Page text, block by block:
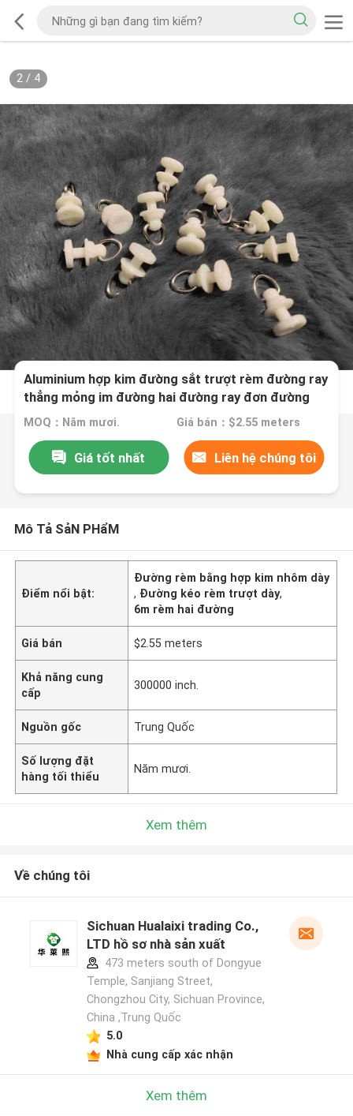
2/ 4
Aluminium hợp kim đường sắt trượt rèm đường ray
thẳng mỏng im đường hai đường ray đơn đường
ray
MOQ：Năm mươi. Giá bán：$2.55 meters
Giá tốt nhất Liên hệ chúng tôi
Mô Tả SảN PHẩM
Điểm nổi bật:
Đường rèm bằng hợp kim nhôm dày
, Đường kéo rèm trượt dày,
6m rèm hai đường
Giá bán $2.55 meters
Khả năng cung
cấp
300000 inch.
Nguồn gốc Trung Quốc
Số lượng đặt
hàng tối thiểu
Năm mươi.
Xem thêm
Về chúng tôi
Sichuan Hualaixi trading Co.,
LTD hồ sơ nhà sản xuất
473 meters south of Dongyue
Temple, Sanjiang Street,
Chongzhou City, Sichuan Province,
China ,Trung Quốc
5.0
Nhà cung cấp xác nhận
Xem thêm